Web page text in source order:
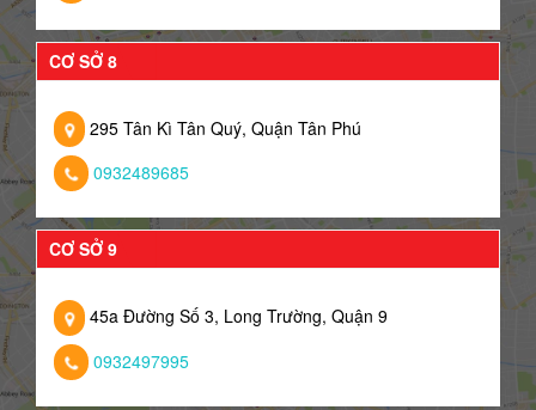
CƠ SỞ 8
295 Tân Kì Tân Quý, Quận Tân Phú
0932489685
CƠ SỞ 9
45a Đường Số 3, Long Trường, Quận 9
0932497995